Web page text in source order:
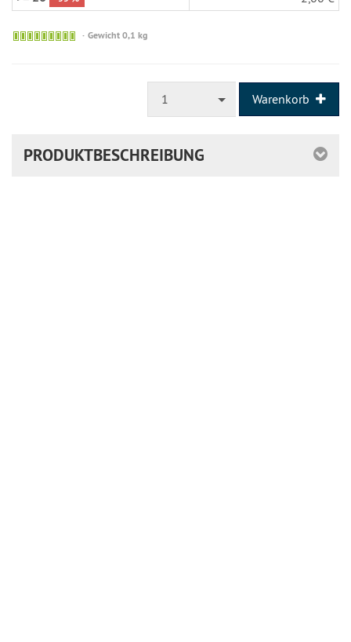
Sofort
Gewicht 0,1 kg
1 Warenkorb
PRODUKTBESCHREIBUNG